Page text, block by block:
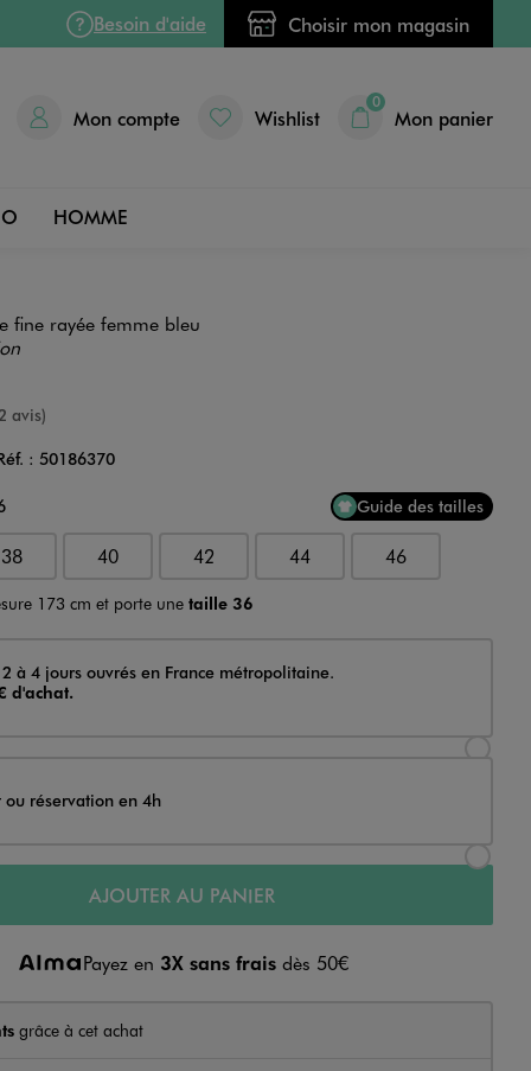
Besoin d'aide Choisir mon magasin
Mon compte Wishlist
0
Mon panier
HOMME
fine rayée femme bleu
avis)
: 50186370
Guide des tailles
38 40 42 44 46
173 cm et porte unetaille 36
à 4 jours ouvrés en France métropolitaine.
d'achat.
ou réservation en 4h
AJOUTER AU PANIER
Payez en 3X sans fraisdès 50€
grâce à cet achat